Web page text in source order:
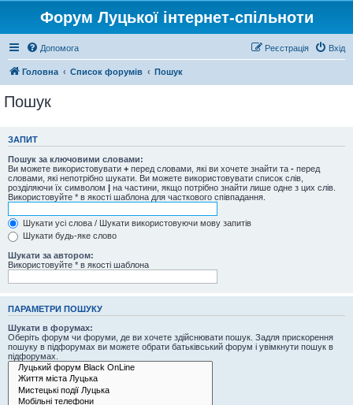
Форум Луцької інтернет-спільноти
Допомога Вхід
Реєстрація
Головна Список форумів Пошук
Пошук
ЗАПИТ
Пошук за ключовими словами:
Ви можете використовувати + перед словами, які ви хочете знайти та - перед
словами, які непотрібно шукати. Ви можете використовувати список слів,
розділяючи їх символом | на частини, якщо потрібно знайти лише одне з цих слів.
Використовуйте * в якості шаблона для часткового співпадання.
Шукати усі слова / Шукати використовуючи мову запитів
Шукати будь-яке слово
Шукати за автором:
Використовуйте * в якості шаблона
ПАРАМЕТРИ ПОШУКУ
Шукати в форумах:
Оберіть форум чи форуми, де ви хочете здійснювати пошук. Задля прискорення
пошуку в підфорумах ви можете обрати батьківський форум і увімкнути пошук в
підфорумах.